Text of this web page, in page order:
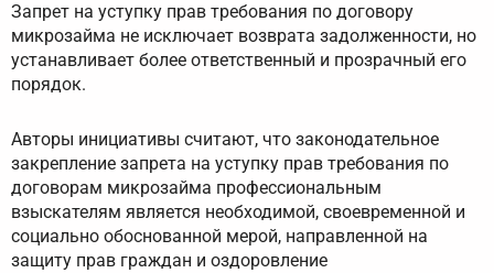
Запрет на уступку прав требования по договору
микрозайма не исключает возврата задолженности, но
устанавливает более ответственный и прозрачный его
порядок.
Авторы инициативы считают, что законодательное
закрепление запрета на уступку прав требования по
договорам микрозайма профессиональным
взыскателям является необходимой, своевременной и
социально обоснованной мерой, направленной на
защиту прав граждан и оздоровление